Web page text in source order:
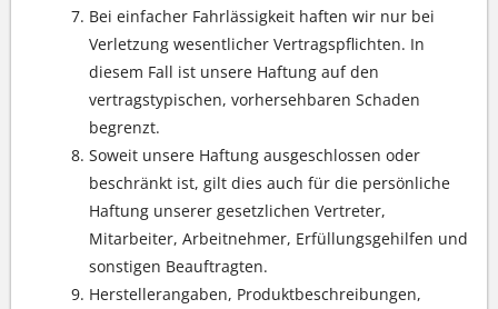
Bei einfacher Fahrlässigkeit haften wir nur bei
Verletzung wesentlicher Vertragspflichten. In
diesem Fall ist unsere Haftung auf den
vertragstypischen, vorhersehbaren Schaden
begrenzt.
Soweit unsere Haftung ausgeschlossen oder
beschränkt ist, gilt dies auch für die persönliche
Haftung unserer gesetzlichen Vertreter,
Mitarbeiter, Arbeitnehmer, Erfüllungsgehilfen und
sonstigen Beauftragten.
Herstellerangaben, Produktbeschreibungen,